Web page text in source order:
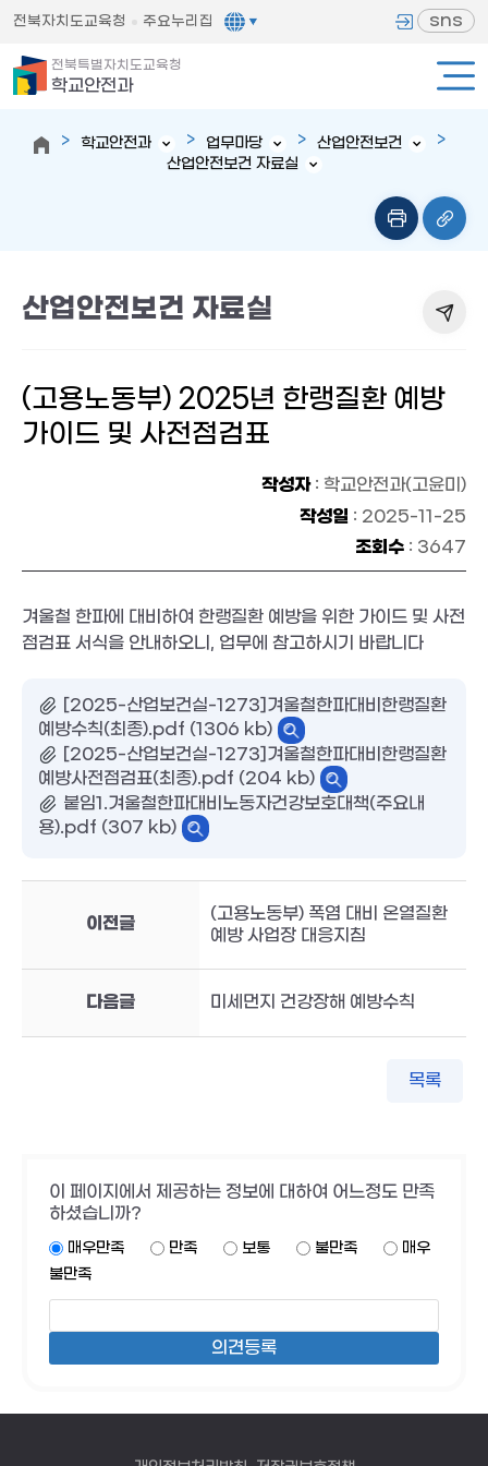
전북자치도교육청 주요누리집 sns
전북특별자치도교육청
학교안전과
학교안전과 업무마당
산업안전보건
산업안전보건 자료실
산업안전보건 자료실
(고용노동부) 2025년 한랭질환 예방
가이드 및 사전점검표
작성자: 학교안전과(고윤미)
작성일 : 2025-11-25
조회수 : 3647
겨울철 한파에 대비하여 한랭질환 예방을 위한 가이드 및 사전
점검표 서식을 안내하오니, 업무에 참고하시기 바랍니다
[2025-산업보건실-1273]겨울철한파대비한랭질환
예방수칙(최종).pdf (1306 kb)
[2025-산업보건실-1273]겨울철한파대비한랭질환
예방사전점검표(최종).pdf (204 kb)
붙임1.겨울철한파대비노동자건강보호대책(주요내
용).pdf (307 kb)
이전글
(고용노동부) 폭염 대비 온열질환
예방 사업장 대응지침
다음글 미세먼지 건강장해 예방수칙
목록
이 페이지에서 제공하는 정보에 대하여 어느정도 만족
하셨습니까?
매우만족 만족 보통 불만족
매우
불만족